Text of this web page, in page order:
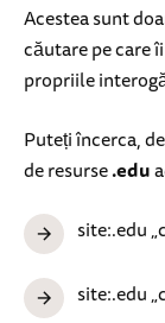
Acestea sunt
căutare pe care
propriile
Puteți încerca,
de resurse.edu
site:.edu
site:.edu